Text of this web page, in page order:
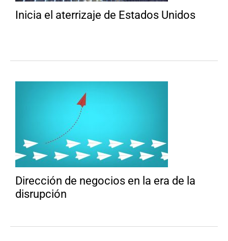
Inicia el aterrizaje de Estados Unidos
Dirección de negocios en la era de la
disrupción